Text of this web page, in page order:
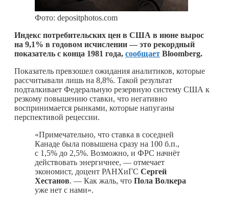
Фото: depositphotos.com
Индекс потребительских цен в США в июне вырос
на 9,1% в годовом исчислении — это рекордный
показатель с конца 1981 года, сообщает Bloomberg.
Показатель превзошел ожидания аналитиков, которые
рассчитывали лишь на 8,8%. Такой результат
подталкивает Федеральную резервную систему США к
резкому повышению ставки, что негативно
воспринимается рынками, которые напуганы
перспективой рецессии.
«Примечательно, что ставка в соседней
Канаде была повышена сразу на 100 б.п.,
с 1,5% до 2,5%. Возможно, и ФРС начнёт
действовать энергичнее, — отмечает
экономист, доцент РАНХиГС Сергей
Хестанов. — Как жаль, что Пола Волкера
уже нет с нами».